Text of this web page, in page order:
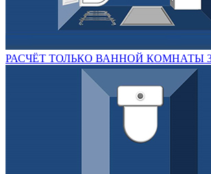
РАСЧЁТ ТОЛЬКО ВАННОЙ КОМНАТЫ